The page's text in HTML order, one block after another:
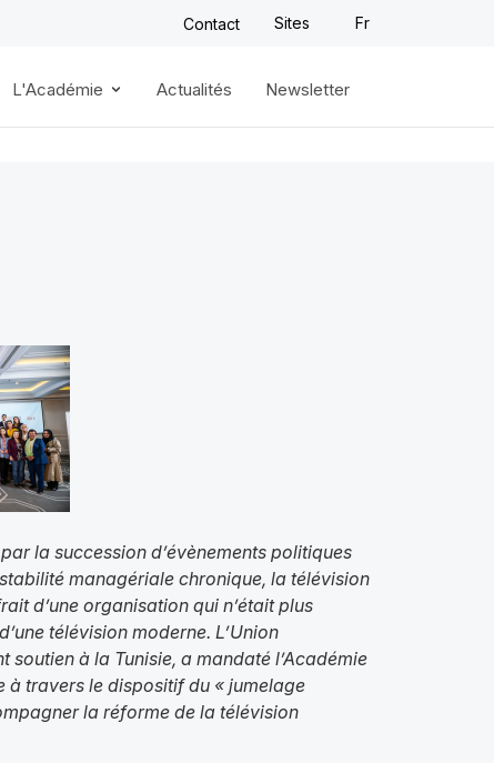
Contact Sites Fr
L'Académie Actualités Newsletter
la succession d’évènements politiques
managériale chronique, la télévision
d’une organisation qui n’était plus
télévision moderne. L’Union
soutien à la Tunisie, a mandaté l’Académie
à travers le dispositif du « jumelage
la réforme de la télévision